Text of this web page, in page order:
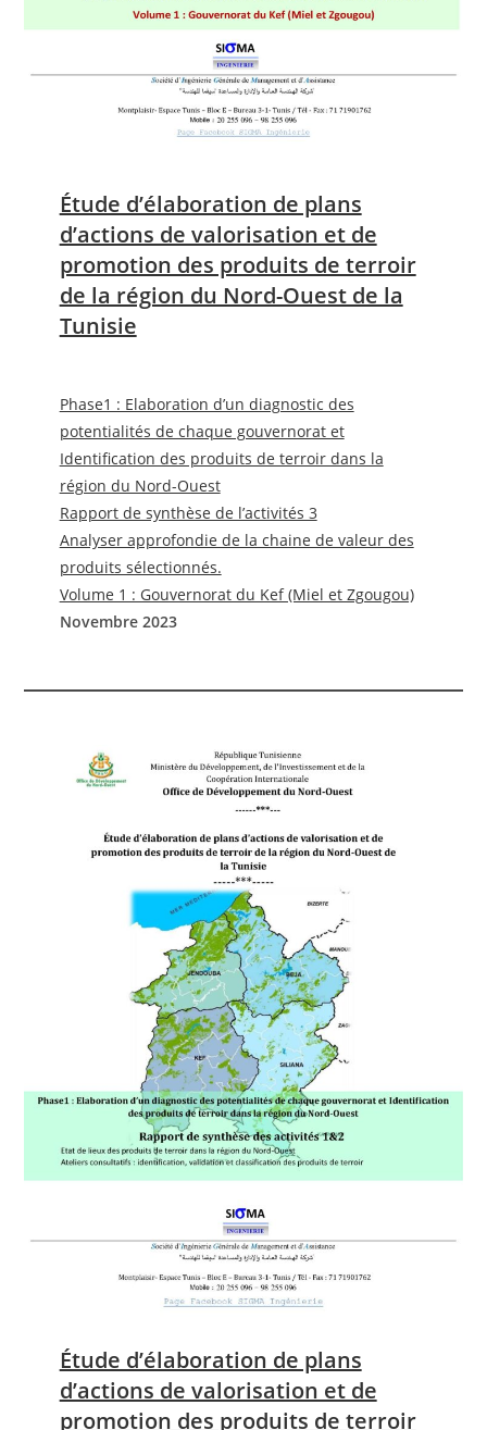
Étude d’élaboration de plans
d’actions de valorisation et de
promotion des produits de terroir
de la région du Nord-Ouest de la
Tunisie
Phase1 : Elaboration d’un diagnostic des
potentialités de chaque gouvernorat et
Identification des produits de terroir dans la
région du Nord-Ouest
Rapport de synthèse de l’activités 3
Analyser approfondie de la chaine de valeur des
produits sélectionnés.
Volume 1 : Gouvernorat du Kef (Miel et Zgougou)
Novembre 2023
Étude d’élaboration de plans
d’actions de valorisation et de
promotion des produits de terroir